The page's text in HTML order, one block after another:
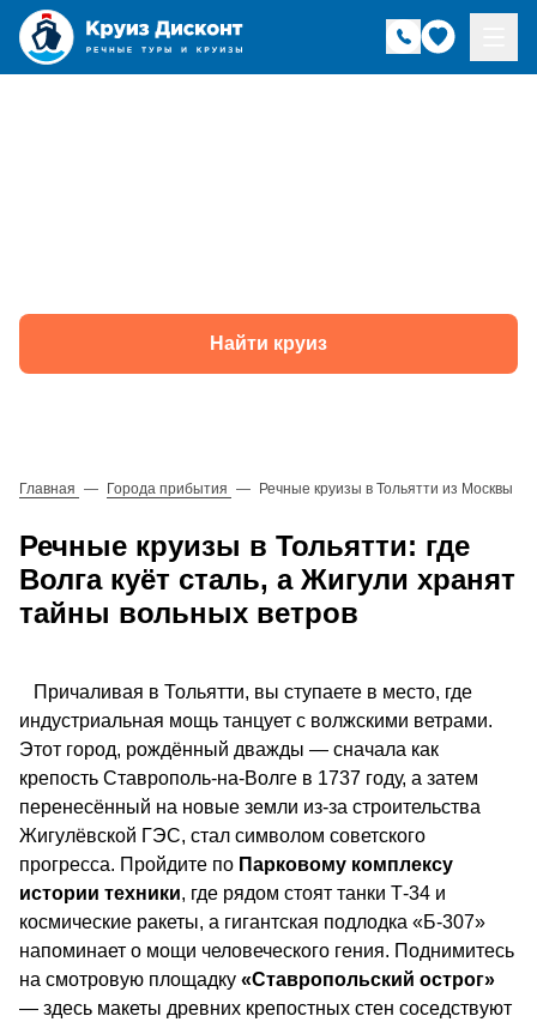
Найти круиз
Главная — Города прибытия — Речные круизы в Тольятти из Москвы
Речные круизы в Тольятти: где
Волга куёт сталь, а Жигули хранят
тайны вольных ветров
Причаливая в Тольятти, вы ступаете в место, где
индустриальная мощь танцует с волжскими ветрами.
Этот город, рождённый дважды — сначала как
крепость Ставрополь-на-Волге в 1737 году, а затем
перенесённый на новые земли из-за строительства
Жигулёвской ГЭС, стал символом советского
прогресса. Пройдите по Парковому комплексу
истории техники, где рядом стоят танки Т-34 и
космические ракеты, а гигантская подлодка «Б-307»
напоминает о мощи человеческого гения. Поднимитесь
на смотровую площадку «Ставропольский острог»
— здесь макеты древних крепостных стен соседствуют